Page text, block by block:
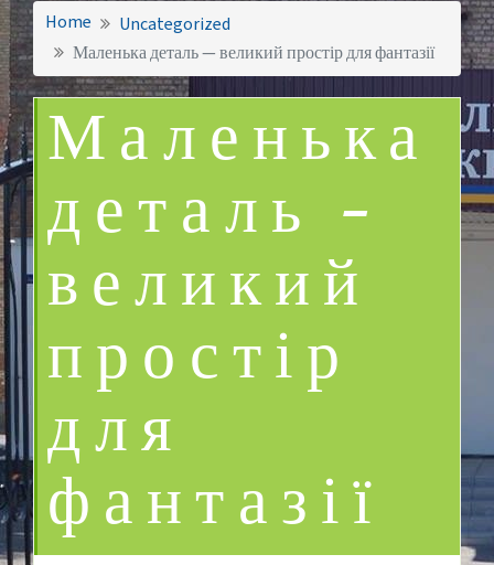
Home
Uncategorized
Маленька деталь — великий простір для фантазії
Маленька
деталь —
великий
простір
для
фантазії